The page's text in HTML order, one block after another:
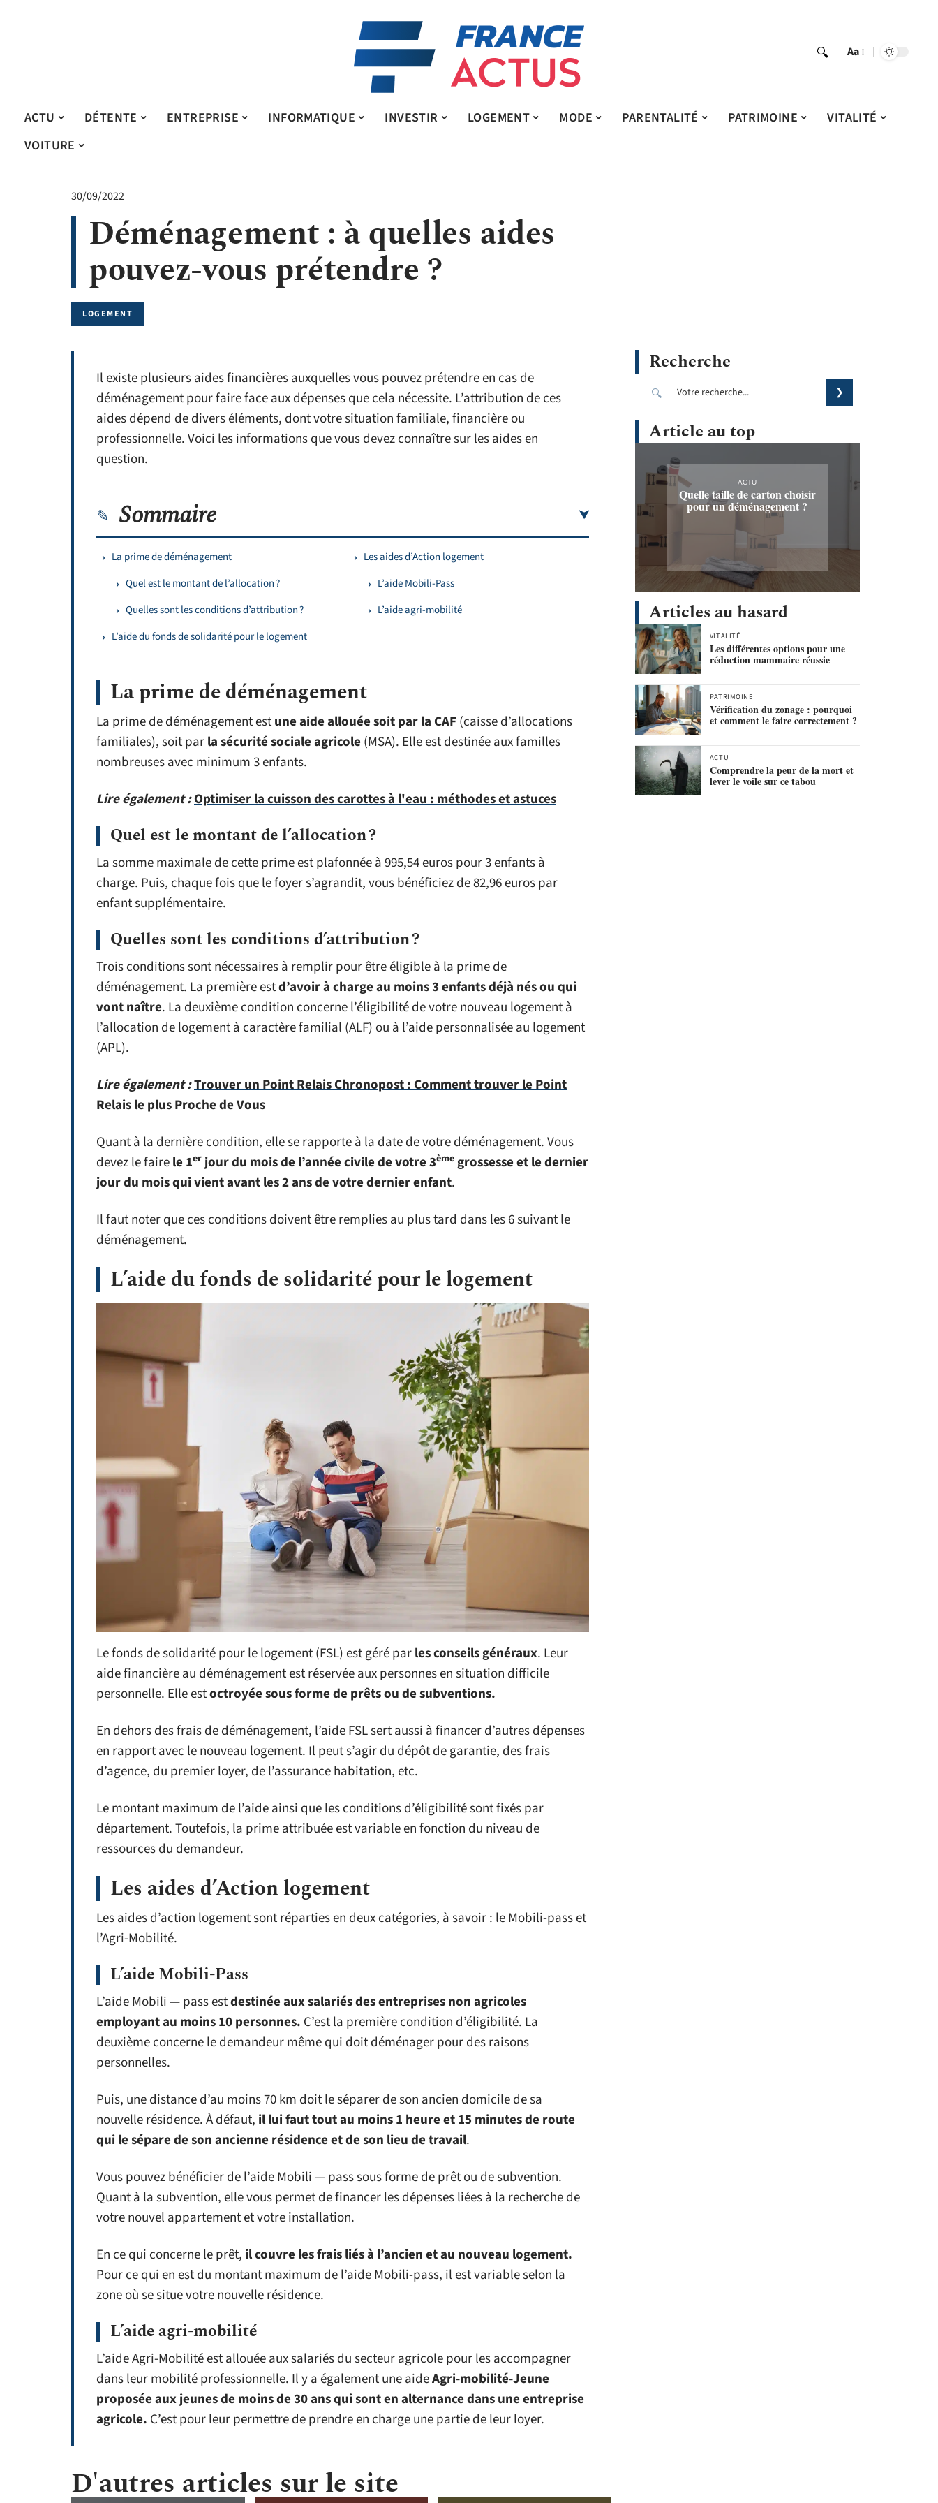
Aa
ACTU DÉTENTE ENTREPRISE INFORMATIQUE INVESTIR LOGEMENT MODE PARENTALITÉ PATRIMOINE
VITALITÉ
VOITURE
30/09/2022
Déménagement : à quelles aides
pouvez-vous prétendre ?
LOGEMENT
Il existe plusieurs aides financières auxquelles vous pouvez prétendre en cas de
déménagement pour faire face aux dépenses que cela nécessite. L’attribution de ces
aides dépend de divers éléments, dont votre situation familiale, financière ou
professionnelle. Voici les informations que vous devez connaître sur les aides en
question.
Sommaire
La prime de déménagement
Quel est le montant de l’allocation ?
Quelles sont les conditions d’attribution ?
L’aide du fonds de solidarité pour le logement
Les aides d’Action logement
L’aide Mobili-Pass
L’aide agri-mobilité
La prime de déménagement
La prime de déménagement estune aide allouée soit par la CAF(caisse d’allocations
familiales), soit parla sécurité sociale agricole (MSA). Elle est destinée aux familles
nombreuses avec minimum 3 enfants.
Lire également :Optimiser la cuisson des carottes à l'eau : méthodes et astuces
Quel est le montant de l’allocation ?
La somme maximale de cette prime est plafonnée à 995,54 euros pour 3 enfants à
charge. Puis, chaque fois que le foyer s’agrandit, vous bénéficiez de 82,96 euros par
enfant supplémentaire.
Quelles sont les conditions d’attribution ?
Trois conditions sont nécessaires à remplir pour être éligible à la prime de
déménagement. La première estd’avoir à charge au moins 3 enfants déjà nés ou qui
vont naître. La deuxième condition concerne l’éligibilité de votre nouveau logement à
l’allocation de logement à caractère familial (ALF) ou à l’aide personnalisée au logement
(APL).
Lire également :Trouver un Point Relais Chronopost : Comment trouver le Point
Relais le plus Proche de Vous
Quant à la dernière condition, elle se rapporte à la date de votre déménagement. Vous
devez le fairele 1erjour du mois de l’année civile de votre 3èmegrossesse et le dernier
jour du mois qui vient avant les 2 ans de votre dernier enfant.
Il faut noter que ces conditions doivent être remplies au plus tard dans les 6 suivant le
déménagement.
L’aide du fonds de solidarité pour le logement
Le fonds de solidarité pour le logement (FSL) est géré parles conseils généraux. Leur
aide financière au déménagement est réservée aux personnes en situation difficile
personnelle. Elle estoctroyée sous forme de prêts ou de subventions.
En dehors des frais de déménagement, l’aide FSL sert aussi à financer d’autres dépenses
en rapport avec le nouveau logement. Il peut s’agir du dépôt de garantie, des frais
d’agence, du premier loyer, de l’assurance habitation, etc.
Le montant maximum de l’aide ainsi que les conditions d’éligibilité sont fixés par
département. Toutefois, la prime attribuée est variable en fonction du niveau de
ressources du demandeur.
Les aides d’Action logement
Les aides d’action logement sont réparties en deux catégories, à savoir : le Mobili-pass et
l’Agri-Mobilité.
L’aide Mobili-Pass
L’aide Mobili — pass estdestinée aux salariés des entreprises non agricoles
employant au moins 10 personnes. C’est la première condition d’éligibilité. La
deuxième concerne le demandeur même qui doit déménager pour des raisons
personnelles.
Puis, une distance d’au moins 70 km doit le séparer de son ancien domicile de sa
nouvelle résidence. À défaut, il lui faut tout au moins 1 heure et 15 minutes de route
qui le sépare de son ancienne résidence et de son lieu de travail.
Vous pouvez bénéficier de l’aide Mobili — pass sous forme de prêt ou de subvention.
Quant à la subvention, elle vous permet de financer les dépenses liées à la recherche de
votre nouvel appartement et votre installation.
En ce qui concerne le prêt, il couvre les frais liés à l’ancien et au nouveau logement.
Pour ce qui en est du montant maximum de l’aide Mobili-pass, il est variable selon la
zone où se situe votre nouvelle résidence.
L’aide agri-mobilité
L’aide Agri-Mobilité est allouée aux salariés du secteur agricole pour les accompagner
dans leur mobilité professionnelle. Il y a également une aideAgri-mobilité-Jeune
proposée aux jeunes de moins de 30 ans qui sont en alternance dans une entreprise
agricole. C’est pour leur permettre de prendre en charge une partie de leur loyer.
D'autres articles sur le site
Recherche
Article au top
ACTU
Quelle taille de carton choisir
pour un déménagement ?
Articles au hasard
VITALITÉ
Les différentes options pour une
réduction mammaire réussie
PATRIMOINE
Vérification du zonage : pourquoi
et comment le faire correctement ?
ACTU
Comprendre la peur de la mort et
lever le voile sur ce tabou